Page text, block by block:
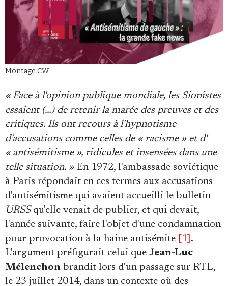
Montage CW.
« Face à l'opinion publique mondiale, les Sionistes
essaient (…) de retenir la marée des preuves et des
critiques. Ils ont recours à l'hypnotisme
d'accusations comme celles de « racisme » et d'
« antisémitisme », ridicules et insensées dans une
telle situation. »En 1972, l'ambassade soviétique
à Paris répondait en ces termes aux accusations
d'antisémitisme qui avaient accueilli le bulletin
URSSqu'elle venait de publier, et qui devait,
l'année suivante, faire l'objet d'une condamnation
pour provocation à la haine antisémite
[1] .
L'argument préfigurait celui que Jean-Luc
Mélenchon brandit lors d'un passage sur RTL,
le 23 juillet 2014, dans un contexte où des